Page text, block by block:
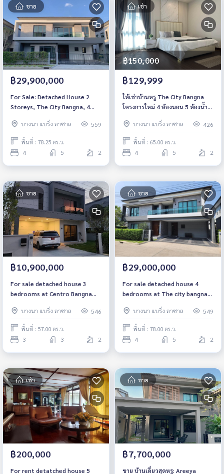
ขาย
฿29,900,000
For Sale: Detached House 2
Storeys, The City Bangna, 4
Furnished* Ready to move in
บางนา แบริ่ง ลาซาล 559
พื้นที่ : 78.25 ตร.ว.
4 5 2
เช่า
฿150,000
฿129,999
ให้เช่าบ้านหรู The City Bangna
โครงการใหม่ 4 ห้องนอน 5 ห้องน้ำ
บางนา แบริ่ง ลาซาล
426
พื้นที่ : 65.00 ตร.ว.
4 5 2
ขาย
฿10,900,000
For sale detached house 3
bedrooms at Centro Bangna
Fully furnished Ready to move
in Sale 10,900,000 THB
บางนา แบริ่ง ลาซาล 546
พื้นที่ : 57.00 ตร.ว.
3 3 2
ขาย
฿29,000,000
For sale detached house 4
bedrooms at The city bangna
Mega Bangna Fully furnished
Ready to move in Sale
29,000,000 THB
บางนา แบริ่ง ลาซาล 549
พื้นที่ : 78.00 ตร.ว.
4 5 2
เช่า
฿200,000
For rent detatched house 5
ขาย
฿7,700,000
ขาย บ้านเดี่ยวสุดหรู: Areeya